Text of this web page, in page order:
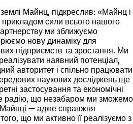
Майнц, підкреслив: «Майнц і
прикладом сили всього нашого
ми зближуємо
нову динаміку для
підприємств та зростання. Ми
наявний потенціал,
авторитет і спільно працювати
наукових досліджень ще
застосування та економічні
радію, що незабаром ми зможемо
Майнці — адже справжня
що ми активно її реалізуємо з